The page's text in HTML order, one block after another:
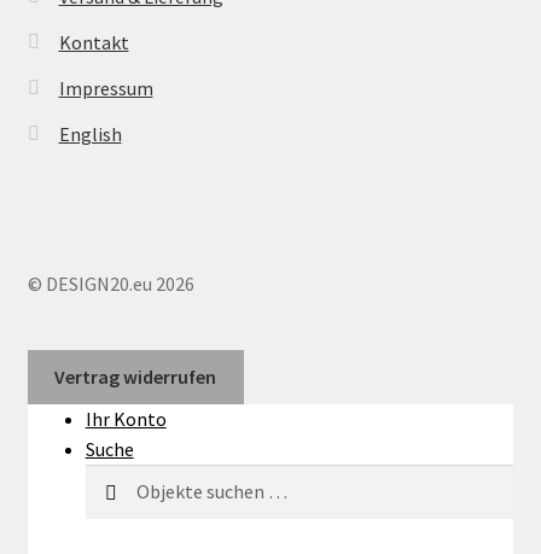
Kontakt
Impressum
English
© DESIGN20.eu 2026
Vertrag widerrufen
Ihr Konto
Suche
nach: